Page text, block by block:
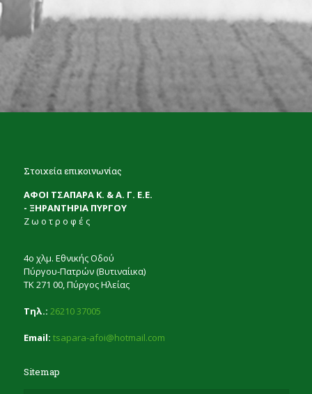
Στοιχεία επικοινωνίας
ΑΦΟΙ ΤΣΑΠΑΡΑ Κ. & Α. Γ. Ε.Ε.
- ΞΗΡΑΝΤΗΡΙΑ ΠΥΡΓΟΥ
Ζ ω ο τ ρ ο φ έ ς
4ο χλμ. Εθνικής Οδού
Πύργου-Πατρών (Βυτιναίικα)
ΤΚ 271 00, Πύργος Ηλείας
Τηλ.: 26210 37005
Email: tsapara-afoi@hotmail.com
Sitemap